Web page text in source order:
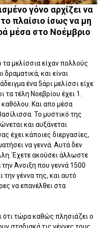
γόνο αρχίζει να
πλαίσιο ίσως να μη
μέσα στο Νοέμβριο
μελίσσια είχαν πολλούς
και είναι
ένα 5άρι μελίσσι είχε
τέλη Νοεβρίου έχει 1.
Και απο μέσα
Το μυστικό της
και αυξάνεται
έχει κάποιες διεργασίες,
να γεννά. Αυτά δεν
Έχετε ακούσει άλλωστε
Άνοιξη που γεννά 1500
την γέννα της, και αυτό
να επανέλθει στα
ότι τώρα καθώς πλησιάζει ο